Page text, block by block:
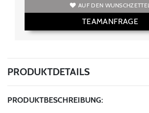
AUF DEN WUNSCHZETTEL
TEAMANFRAGE
PRODUKTDETAILS
PRODUKTBESCHREIBUNG: